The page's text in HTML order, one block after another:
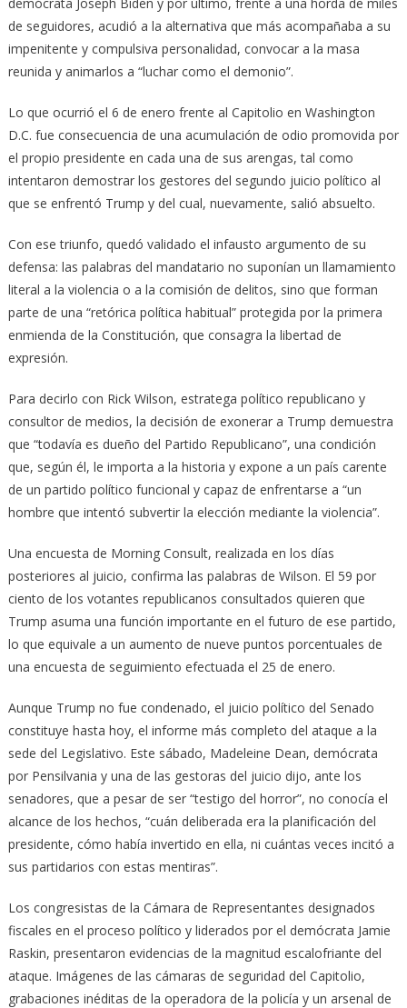
de seguidores, acudió a la alternativa que más acompañaba a su
impenitente y compulsiva personalidad, convocar a la masa
reunida y animarlos a “luchar como el demonio”.
Lo que ocurrió el 6 de enero frente al Capitolio en Washington
D.C. fue consecuencia de una acumulación de odio promovida por
el propio presidente en cada una de sus arengas, tal como
intentaron demostrar los gestores del segundo juicio político al
que se enfrentó Trump y del cual, nuevamente, salió absuelto.
Con ese triunfo, quedó validado el infausto argumento de su
defensa: las palabras del mandatario no suponían un llamamiento
literal a la violencia o a la comisión de delitos, sino que forman
parte de una “retórica política habitual” protegida por la primera
enmienda de la Constitución, que consagra la libertad de
expresión.
Para decirlo con Rick Wilson, estratega político republicano y
consultor de medios, la decisión de exonerar a Trump demuestra
que “todavía es dueño del Partido Republicano”, una condición
que, según él, le importa a la historia y expone a un país carente
de un partido político funcional y capaz de enfrentarse a “un
hombre que intentó subvertir la elección mediante la violencia”.
Una encuesta de Morning Consult, realizada en los días
posteriores al juicio, confirma las palabras de Wilson. El 59 por
ciento de los votantes republicanos consultados quieren que
Trump asuma una función importante en el futuro de ese partido,
lo que equivale a un aumento de nueve puntos porcentuales de
una encuesta de seguimiento efectuada el 25 de enero.
Aunque Trump no fue condenado, el juicio político del Senado
constituye hasta hoy, el informe más completo del ataque a la
sede del Legislativo. Este sábado, Madeleine Dean, demócrata
por Pensilvania y una de las gestoras del juicio dijo, ante los
senadores, que a pesar de ser “testigo del horror”, no conocía el
alcance de los hechos, “cuán deliberada era la planificación del
presidente, cómo había invertido en ella, ni cuántas veces incitó a
sus partidarios con estas mentiras”.
Los congresistas de la Cámara de Representantes designados
fiscales en el proceso político y liderados por el demócrata Jamie
Raskin, presentaron evidencias de la magnitud escalofriante del
ataque. Imágenes de las cámaras de seguridad del Capitolio,
grabaciones inéditas de la operadora de la policía y un arsenal de